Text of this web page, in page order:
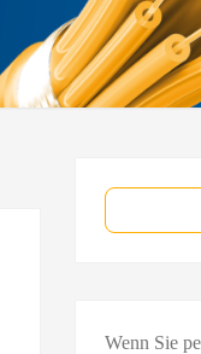
Suchen
Wenn Sie